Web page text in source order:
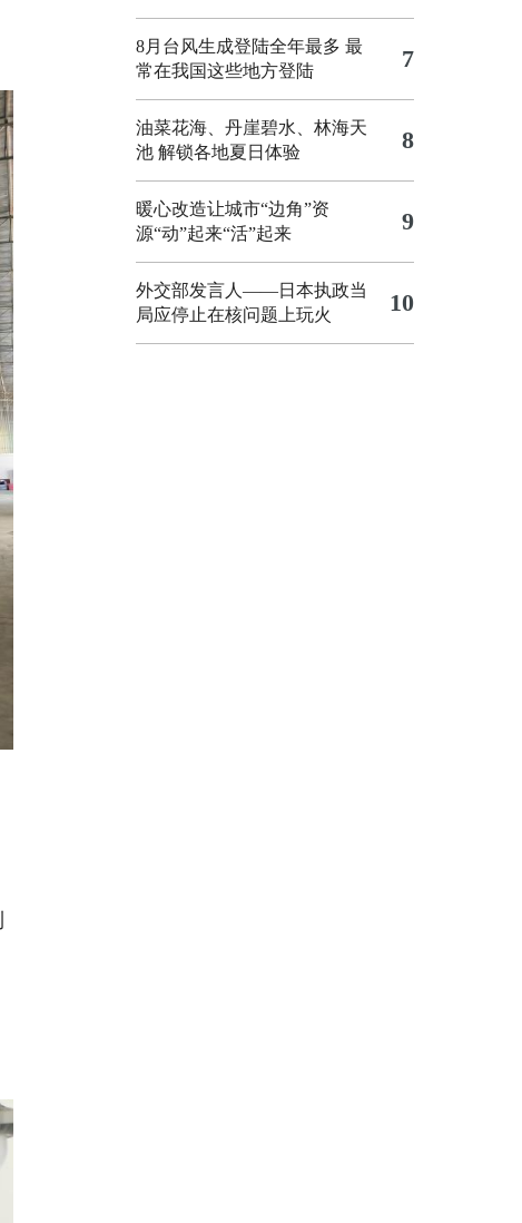
8月台风生成登陆全年最多 最
常在我国这些地方登陆
7
油菜花海、丹崖碧水、林海天
池 解锁各地夏日体验
8
暖心改造让城市“边角”资
源“动”起来“活”起来
9
外交部发言人——日本执政当
局应停止在核问题上玩火
10